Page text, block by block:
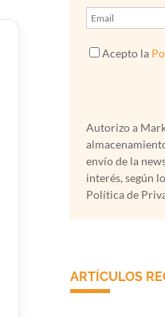
Acepto la
Autorizo a
envío de la
interés, según
Política de
ARTÍCULOS